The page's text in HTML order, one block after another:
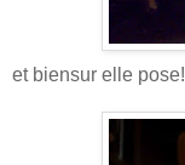
et biensur elle pose!